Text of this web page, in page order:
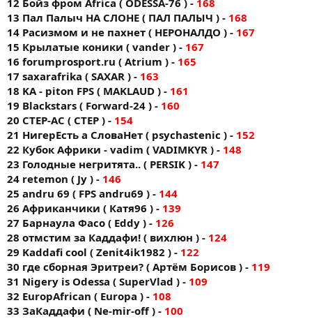
12 Бойз фром Africa ( ODESSA-76 ) - 168
13 Пал Палыч НА СЛОНЕ ( ПАЛ ПАЛЫЧ ) - 168
14 Расизмом и не пахнет ( НЕРОНАЛДО ) - 167
15 Крылатые коники ( vander ) - 167
16 forumprоsport.ru ( Atrium ) - 165
17 saxarafrika ( SAXAR ) - 163
18 KA - piton FPS ( MAKLAUD ) - 161
19 Blackstars ( Forward-24 ) - 160
20 CTEP-AC ( CTEP ) - 154
21 НигерЕсть а СловаНет ( psychastenic ) - 152
22 Кубок Африки - vadim ( VADIMKYR ) - 148
23 Голодные негритята.. ( PERSIK ) - 147
24 retemon ( Jy ) - 146
25 andru 69 ( FPS andru69 ) - 144
26 Африканчики ( Катя96 ) - 139
27 Барнаула Фасо ( Eddy ) - 126
28 отмстим за Каддафи! ( вихлюн ) - 124
29 Kaddafi cool ( Zenit4ik1982 ) - 122
30 где сборная Эритреи? ( Артём Борисов ) - 119
31 Nigery is Odessa ( SuperVlad ) - 109
32 EuropAfrican ( Europa ) - 108
33 ЗаКаддафи ( Ne-mir-off ) - 100